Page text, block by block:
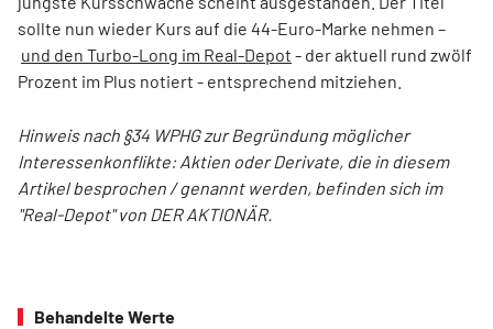
sollte nun wieder Kurs auf die 44-Euro-Marke nehmen –
und den Turbo-Long im Real-Depot - der aktuell rund zwölf
Prozent im Plus notiert - entsprechend mitziehen.
Hinweis nach §34 WPHG zur Begründung möglicher
Interessenkonflikte: Aktien oder Derivate, die in diesem
Artikel besprochen / genannt werden, befinden sich im
"Real-Depot" von DER AKTIONÄR.
Behandelte Werte